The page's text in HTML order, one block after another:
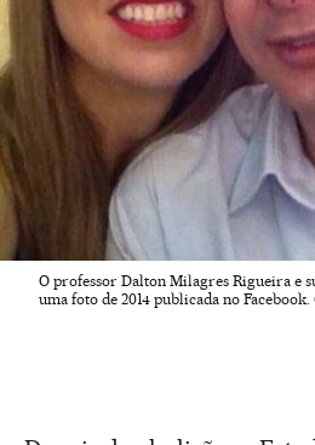
O professor Dalton Milagres Rigueira e
uma foto de 2014 publicada no